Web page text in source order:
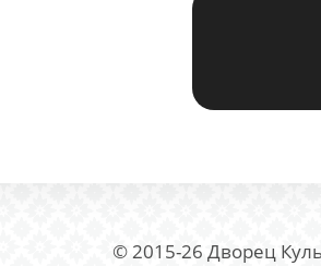
© 2015-26 Дворец